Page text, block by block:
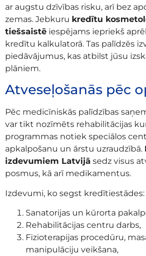
ar augstu dzīvības risku, arī bez
zemas. Jebkuru kredītu
tiešsaistē iespējams iepriekš
kredītu kalkulatorā. Tas palīdzēs
piedāvājumus, kas atbilst jūsu
plāniem.
Atveseļošanās pēc
Pēc medicīniskās palīdzības
var tikt nozīmēts rehabilitācijas
programmas notiek speciālos
apkalpošanu un ārstu uzraudzībā.
izdevumiem Latvijā sedz visus
posmus, kā arī medikamentus.
Izdevumi, ko segst kredītiestādes:
Sanatorijas un kūrorta
Rehabilitācijas centru darbs,
Fizioterapijas procedūru,
manipulāciju veikšana,